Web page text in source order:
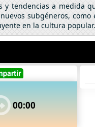
tendencias a medida
subgéneros,
en la cultura popular.
00:00